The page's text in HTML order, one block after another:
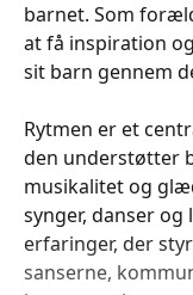
barnet. Som
at få inspiration
sit barn gennem
Rytmen er et
den understøtter
musikalitet og
synger, danser
erfaringer, der
sanserne,